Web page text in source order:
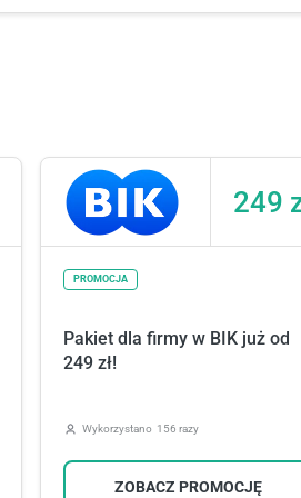
249
PROMOCJA
Pakiet dla firmy w BIK już od
249 zł!
Wykorzystano 156 razy
ZOBACZ PROMOCJĘ